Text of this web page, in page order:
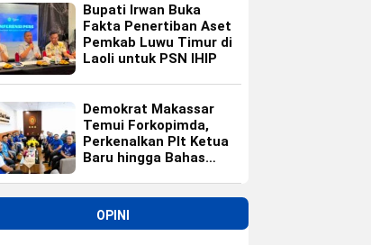
Bupati Irwan Buka
Fakta Penertiban Aset
Pemkab Luwu Timur di
Laoli untuk PSN IHIP
Demokrat Makassar
Temui Forkopimda,
Perkenalkan Plt Ketua
Baru hingga Bahas
OPINI